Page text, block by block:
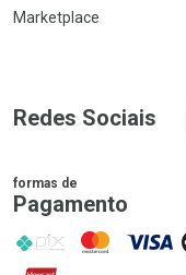
Marketplace
Redes Sociais
formas de
Pagamento
PIX MasterCard
VISA
Hipercard